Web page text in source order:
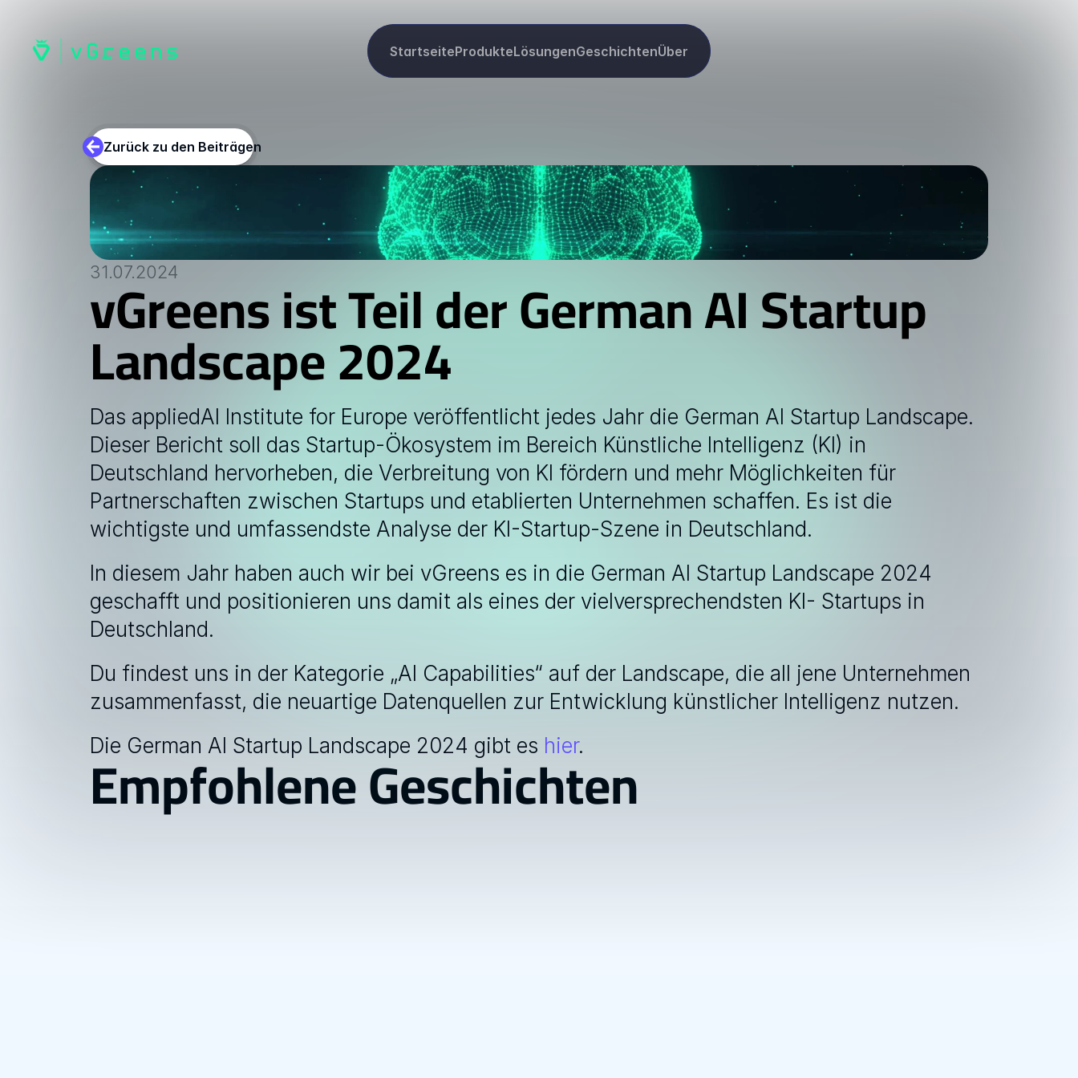
StartseiteProdukteLösungenGeschichtenÜber
Zurück zu den Beiträgen
31.07.2024
vGreens ist Teil der German AI Startup
Landscape 2024
Das appliedAI Institute for Europe veröffentlicht jedes Jahr die German AI Startup Landscape.
Dieser Bericht soll das Startup-Ökosystem im Bereich Künstliche Intelligenz (KI) in
Deutschland hervorheben, die Verbreitung von KI fördern und mehr Möglichkeiten für
Partnerschaften zwischen Startups und etablierten Unternehmen schaffen. Es ist die
wichtigste und umfassendste Analyse der KI-Startup-Szene in Deutschland.
In diesem Jahr haben auch wir bei vGreens es in die German AI Startup Landscape 2024
geschafft und positionieren uns damit als eines der vielversprechendsten KI- Startups in
Deutschland.
Du findest uns in der Kategorie „AI Capabilities“ auf der Landscape, die all jene Unternehmen
zusammenfasst, die neuartige Datenquellen zur Entwicklung künstlicher Intelligenz nutzen.
Die German AI Startup Landscape 2024 gibt es hier.
Empfohlene Geschichten